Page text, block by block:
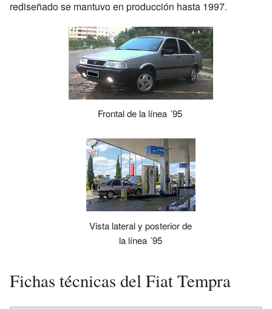
rediseñado se mantuvo en producción hasta 1997.
Frontal de la línea ´95
Vista lateral y posterior de
la línea ´95
Fichas técnicas del Fiat Tempra